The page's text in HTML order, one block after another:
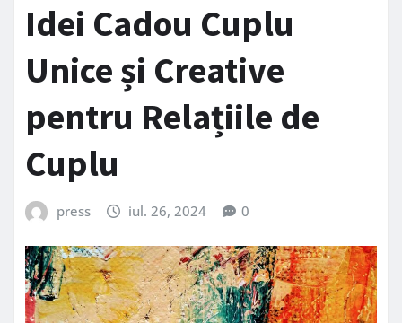
Idei Cadou Cuplu
Unice și Creative
pentru Relațiile de
Cuplu
press iul. 26, 2024 0